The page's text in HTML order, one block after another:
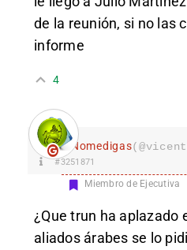
de la reunión, si no las
informe
4
Nomedigas
#3251871
Miembro de Ejecutiva
¿Que trun ha aplazado
aliados árabes se lo